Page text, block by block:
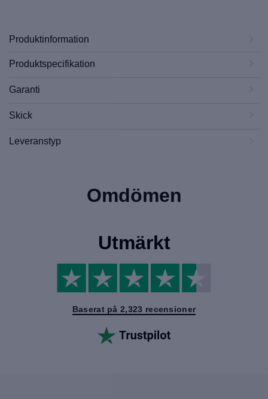
Produktinformation
Produktspecifikation
Garanti
Skick
Leveranstyp
Omdömen
Utmärkt
Baserat på 2,323 recensioner